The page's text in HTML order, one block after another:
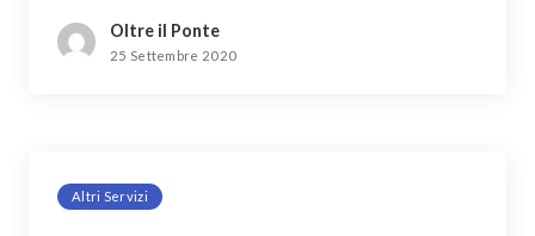
Oltre il Ponte
25 Settembre 2020
Altri Servizi